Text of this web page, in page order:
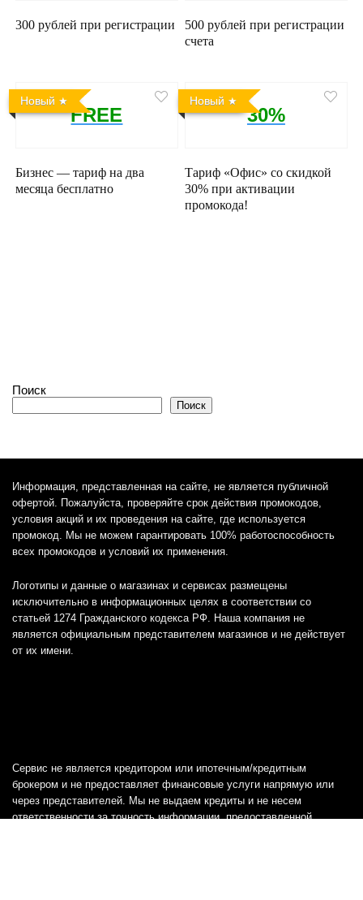
300 рублей при регистрации
500 рублей при регистрации
счета
Новый
FREE
Бизнес — тариф на два
месяца бесплатно
Новый
30%
Тариф «Офис» со скидкой
30% при активации
промокода!
Поиск
Поиск
Информация, представленная на сайте, не является публичной
офертой. Пожалуйста, проверяйте срок действия промокодов,
условия акций и их проведения на сайте, где используется
промокод. Мы не можем гарантировать 100% работоспособность
всех промокодов и условий их применения.
Логотипы и данные о магазинах и сервисах размещены
исключительно в информационных целях в соответствии со
статьей 1274 Гражданского кодекса РФ. Наша компания не
является официальным представителем магазинов и не действует
от их имени.
Сервис не является кредитором или ипотечным/кредитным
брокером и не предоставляет финансовые услуги напрямую или
через представителей. Мы не выдаем кредиты и не несем
ответственности за точность информации, предоставленной